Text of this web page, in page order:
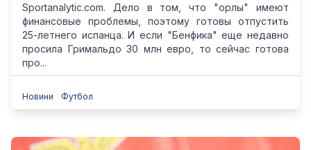
Sportanalytic.com. Дело в том, что "орлы" имеют
финансовые проблемы, поэтому готовы отпустить
25-летнего испанца. И если "Бенфика" еще недавно
просила Гримальдо 30 млн евро, то сейчас готова
про...
Новини Футбол